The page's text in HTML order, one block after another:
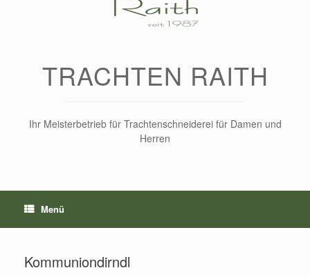
TRACHTEN RAITH
Ihr Meisterbetrieb für Trachtenschneiderei für Damen und
Herren
Menü
Kommuniondirndl